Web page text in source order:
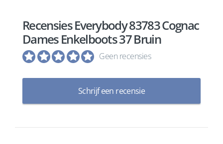
Recensies Everybody 83783 Cognac
Dames Enkelboots 37 Bruin
Geen recensies
Schrijf een recensie